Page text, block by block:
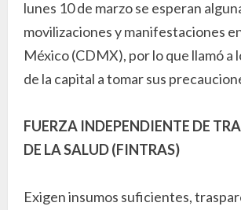
lunes 10 de marzo se esperan
movilizaciones y manifestaciones
México (CDMX), por lo que llamó a
de la capital a tomar sus
FUERZA INDEPENDIENTE DE
DE LA SALUD (FINTRAS)
Exigen insumos suficientes,